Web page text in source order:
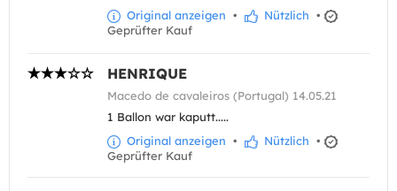
Original anzeigen • Nützlich •
Geprüfter Kauf
HENRIQUE
Macedo de cavaleiros (Portugal) 14.05.21
1 Ballon war kaputt.....
Original anzeigen • Nützlich •
Geprüfter Kauf